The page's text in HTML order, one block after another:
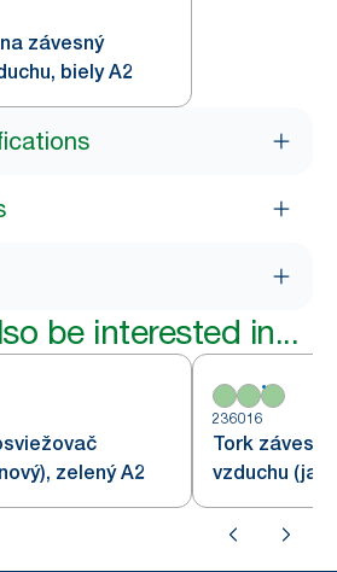
závesný
biely A2
be interested in...
zelený A2
236016
Tork
vzduchu